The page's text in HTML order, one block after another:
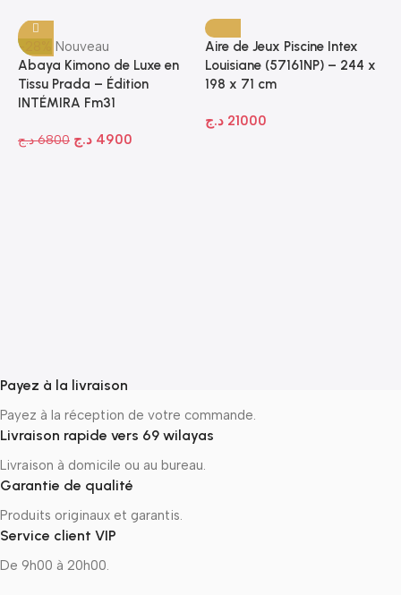
-28%
Nouveau
Abaya Kimono de Luxe en
Tissu Prada – Édition
INTÉMIRA Fm31
6800 د.ج 4900 د.ج
Aire de Jeux Piscine Intex
Louisiane (57161NP) – 244 x
198 x 71 cm
21000 د.ج
Payez à la livraison
Payez à la réception de votre commande.
Livraison rapide vers 69 wilayas
Livraison à domicile ou au bureau.
Garantie de qualité
Produits originaux et garantis.
Service client VIP
De 9h00 à 20h00.